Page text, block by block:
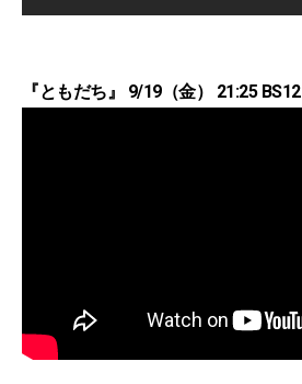
『ともだち』 9/19（金） 21:25 BS12